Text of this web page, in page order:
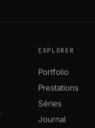
EXPLORER
Portfolio
Prestations
Séries
Journal